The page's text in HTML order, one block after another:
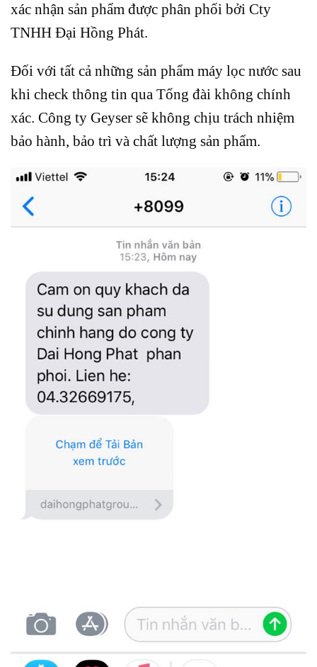
xác nhận sản phẩm được phân phối bởi Cty
TNHH Đại Hồng Phát.
Đối với tất cả những sản phẩm máy lọc nước sau
khi check thông tin qua Tổng đài không chính
xác. Công ty Geyser sẽ không chịu trách nhiệm
bảo hành, bảo trì và chất lượng sản phẩm.